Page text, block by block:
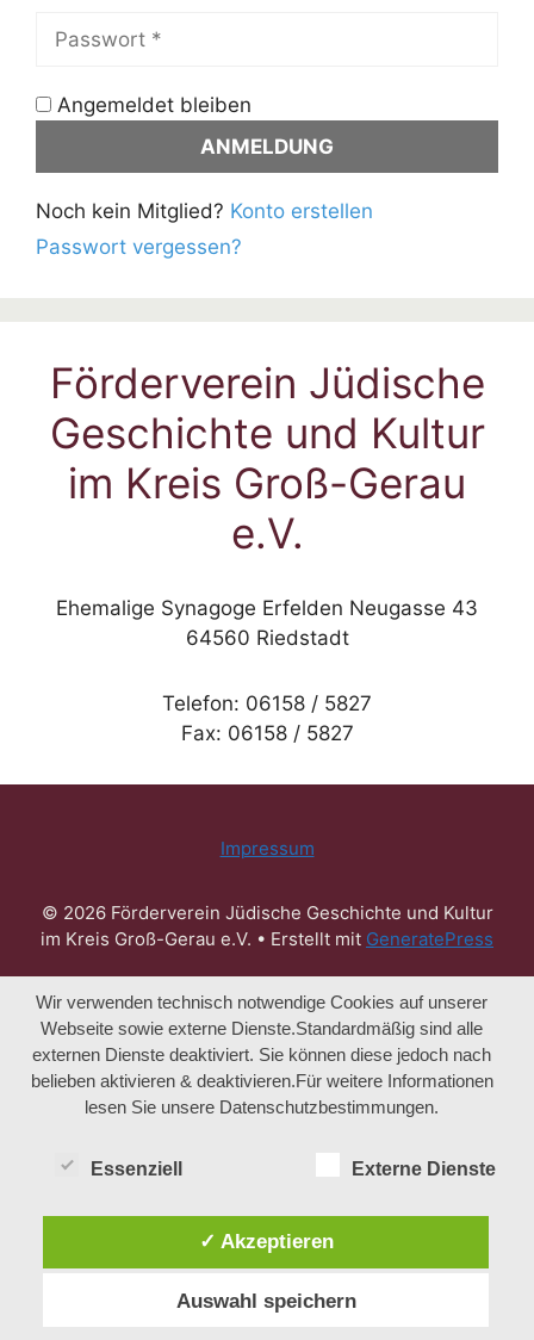
Angemeldet bleiben
Noch kein Mitglied? Konto erstellen
Passwort vergessen?
Förderverein Jüdische
Geschichte und Kultur
im Kreis Groß-Gerau
e.V.
Ehemalige Synagoge Erfelden Neugasse 43
64560 Riedstadt
Telefon: 06158 / 5827
Fax: 06158 / 5827
Impressum
© 2026 Förderverein Jüdische Geschichte und Kultur
im Kreis Groß-Gerau e.V. • Erstellt mit GeneratePress
Wir verwenden technisch notwendige Cookies auf unserer
Webseite sowie externe Dienste.Standardmäßig sind alle
externen Dienste deaktiviert. Sie können diese jedoch nach
belieben aktivieren & deaktivieren.Für weitere Informationen
lesen Sie unsere Datenschutzbestimmungen.
Essenziell Externe Dienste
✓ Akzeptieren
Auswahl speichern